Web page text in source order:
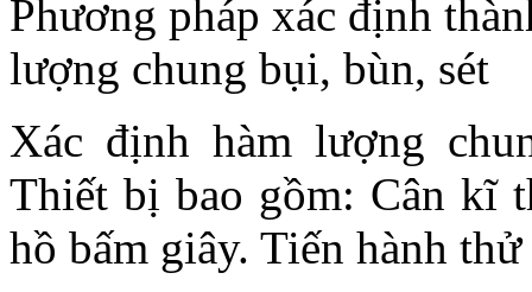
Xác định hàm lượng
Thiết bị bao gồm: Cân kĩ
hồ bấm giây. Tiến hành